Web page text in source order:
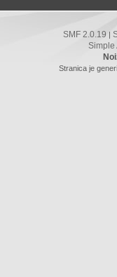
SMF 2.0.19
Simple
Stranica je